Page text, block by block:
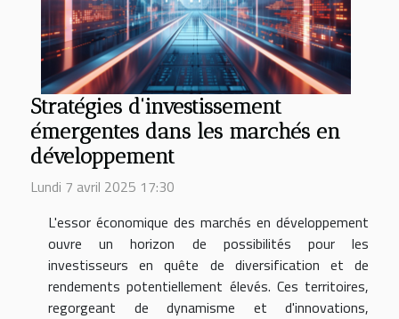
Stratégies d'investissement
émergentes dans les marchés en
développement
Lundi 7 avril 2025 17:30
L'essor économique des marchés en développement
ouvre un horizon de possibilités pour les
investisseurs en quête de diversification et de
rendements potentiellement élevés. Ces territoires,
regorgeant de dynamisme et d'innovations,